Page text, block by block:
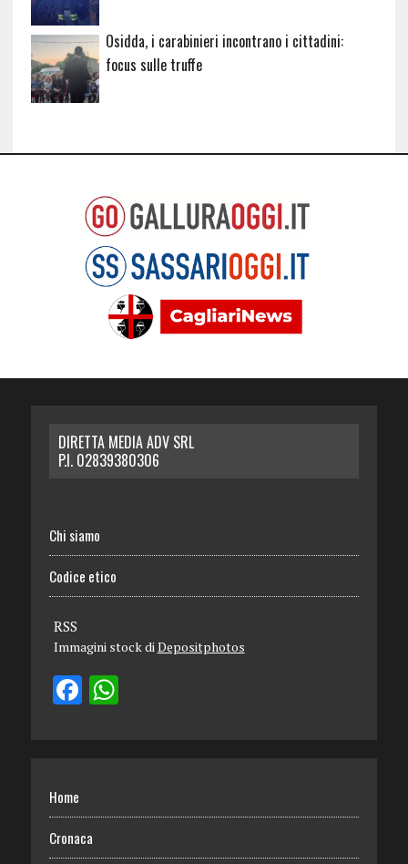
Osidda, i carabinieri incontrano i cittadini:
focus sulle truffe
DIRETTA MEDIA ADV SRL
P.I. 02839380306
Chi siamo
Codice etico
RSS
Immagini stock diDepositphotos
Home
Cronaca